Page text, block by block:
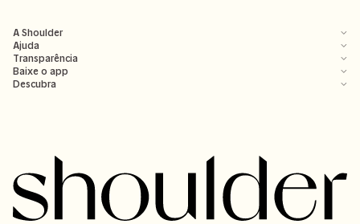
A Shoulder
Ajuda
Transparência
Baixe o app